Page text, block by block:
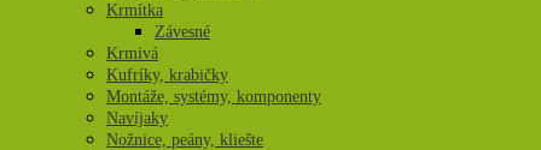
Krmítka
Závesné
Krmivá
Kufríky, krabičky
Montáže, systémy, komponenty
Navíjaky
Nožnice, peány, kliešte